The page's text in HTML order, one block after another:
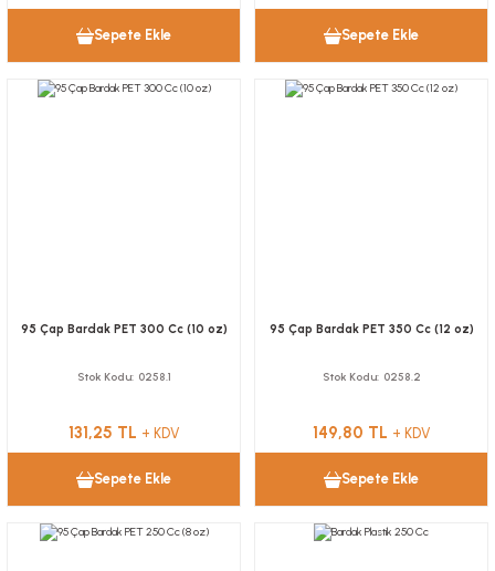
Sepete Ekle Sepete Ekle
95 Çap Bardak PET 300 Cc (10 oz)
Stok Kodu 0258.1
131,25 TL + KDV
Sepete Ekle
95 Çap Bardak PET 350 Cc (12 oz)
Stok Kodu 0258.2
149,80 TL + KDV
Sepete Ekle